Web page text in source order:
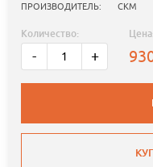
ПРОИЗВОДИТЕЛЬ: СКМ
Количество:
- +
Цена: